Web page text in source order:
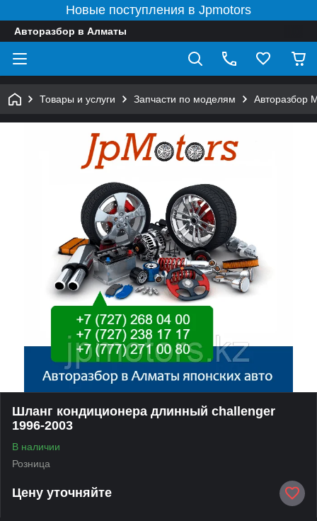
Новые поступления в Jpmotors
Авторазбор в Алматы
Товары и услуги Запчасти по моделям Авторазбор
Шланг кондиционера длинный challenger
1996-2003
В наличии
Розница
Цену уточняйте